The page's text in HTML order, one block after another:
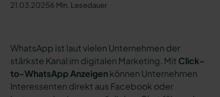
21.03.20256 Min. Lesedauer
WhatsApp ist laut vielen Unternehmen der
stärkste Kanal im digitalen Marketing. Mit Click-
to-WhatsApp Anzeigenkönnen Unternehmen
Interessenten direkt aus Facebook oder